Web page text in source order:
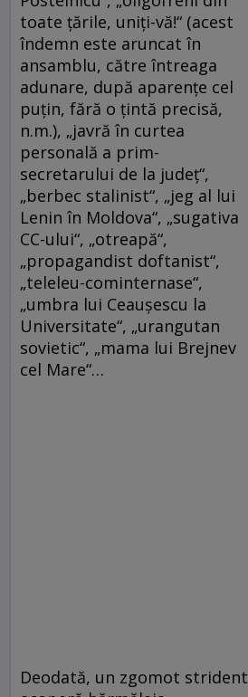
toate țările, uniți-vă!“ (acest
îndemn este aruncat în
ansamblu, către întreaga
adunare, după aparențe cel
puțin, fără o țintă precisă,
n.m.), „javră în curtea
personală a prim-
secretarului de la județ“,
„berbec stalinist“, „jeg al lui
Lenin în Moldova“, „sugativa
CC-ului“, „otreapă“,
„propagandist doftanist“,
„teleleu-cominternase“,
„umbra lui Ceaușescu la
Universitate“, „urangutan
sovietic“, „mama lui Brejnev
cel Mare“…
Deodată, un zgomot strident